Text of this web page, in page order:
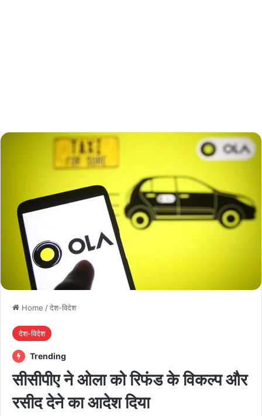
Home /देश-विदेश
देश-विदेश
Trending
सीसीपीए ने ओला को रिफंड के विकल्प और
रसीद देने का आदेश दिया